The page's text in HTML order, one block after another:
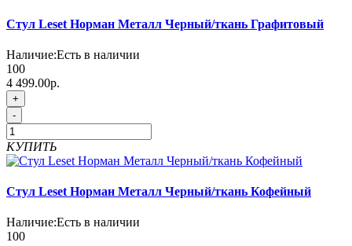
Стул Leset Норман Металл Черный/ткань Графитовый
Наличие:Есть в наличии
100
4 499.00р.
+
-
КУПИТЬ
Стул Leset Норман Металл Черный/ткань Кофейный
Наличие:Есть в наличии
100